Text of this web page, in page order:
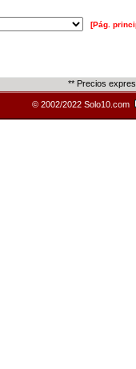
[Pág.
** Precios
© 2002/2022 Solo10.com